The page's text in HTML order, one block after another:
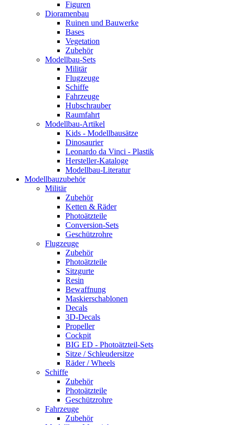
Figuren
Dioramenbau
Ruinen und Bauwerke
Bases
Vegetation
Zubehör
Modellbau-Sets
Militär
Flugzeuge
Schiffe
Fahrzeuge
Hubschrauber
Raumfahrt
Modellbau-Artikel
Kids - Modellbausätze
Dinosaurier
Leonardo da Vinci - Plastik
Hersteller-Kataloge
Modellbau-Literatur
Modellbauzubehör
Militär
Zubehör
Ketten & Räder
Photoätzteile
Conversion-Sets
Geschützrohre
Flugzeuge
Zubehör
Photoätzteile
Sitzgurte
Resin
Bewaffnung
Maskierschablonen
Decals
3D-Decals
Propeller
Cockpit
BIG ED - Photoätzteil-Sets
Sitze / Schleudersitze
Räder / Wheels
Schiffe
Zubehör
Photoätzteile
Geschützrohre
Fahrzeuge
Zubehör